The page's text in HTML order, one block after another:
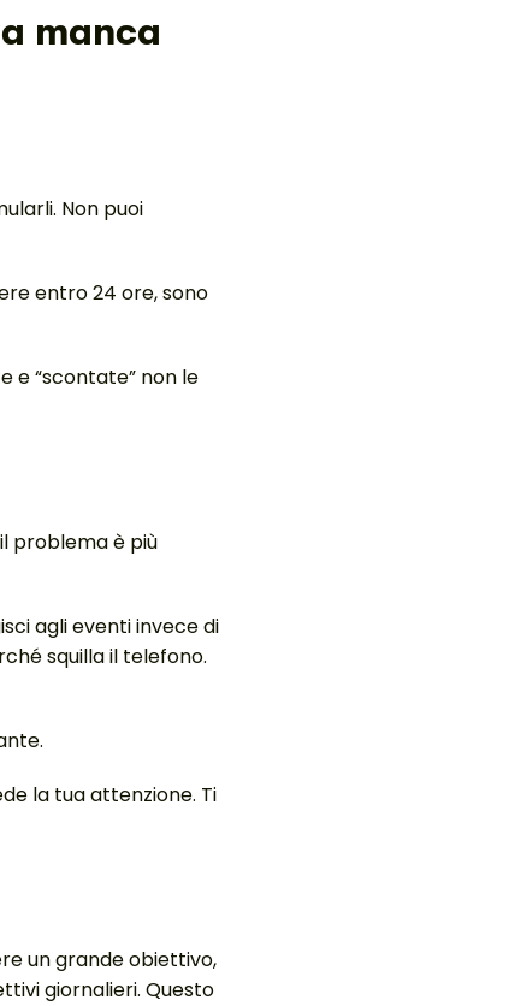
manca
Non puoi
entro 24 ore, sono
e “scontate” non le
problema è più
agli eventi invece di
squilla il telefono.
la tua attenzione. Ti
un grande obiettivo,
giornalieri. Questo